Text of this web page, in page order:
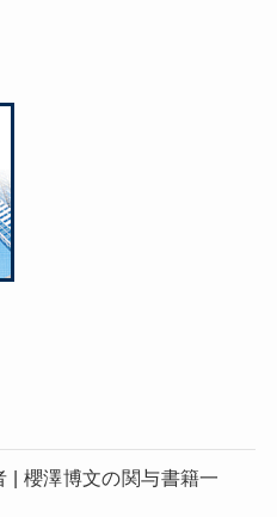
| 櫻澤博文の関与書籍一